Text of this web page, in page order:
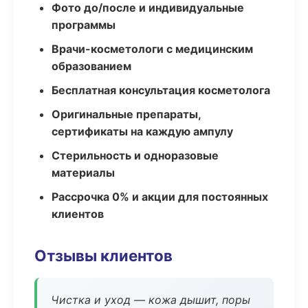
Фото до/после и индивидуальные
программы
Врачи-косметологи с медицинским
образованием
Бесплатная консультация косметолога
Оригинальные препараты,
сертификаты на каждую ампулу
Стерильность и одноразовые
материалы
Рассрочка 0% и акции для постоянных
клиентов
Отзывы клиентов
Чистка и уход — кожа дышит, поры